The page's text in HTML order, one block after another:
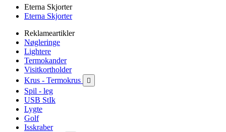
Eterna Skjorter
Eterna Skjorter
Reklameartikler
Nøgleringe
Lightere
Termokander
Visitkortholder
Krus - Termokrus

Spil - leg
USB StIk
Lygte
Golf
Isskraber